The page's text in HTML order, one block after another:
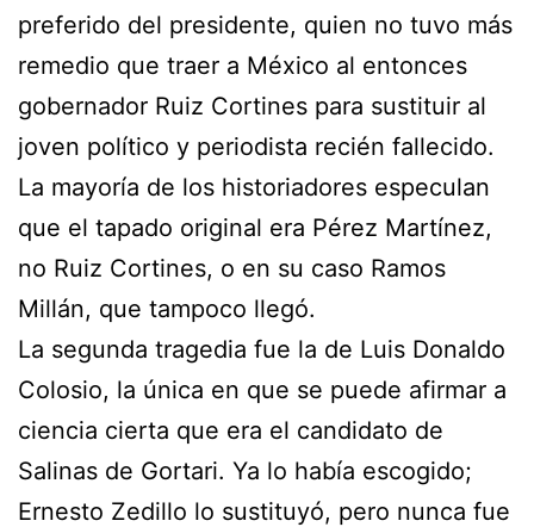
preferido del presidente, quien no tuvo más
remedio que traer a México al entonces
gobernador Ruiz Cortines para sustituir al
joven político y periodista recién fallecido.
La mayoría de los historiadores especulan
que el tapado original era Pérez Martínez,
no Ruiz Cortines, o en su caso Ramos
Millán, que tampoco llegó.
La segunda tragedia fue la de Luis Donaldo
Colosio, la única en que se puede afirmar a
ciencia cierta que era el candidato de
Salinas de Gortari. Ya lo había escogido;
Ernesto Zedillo lo sustituyó, pero nunca fue